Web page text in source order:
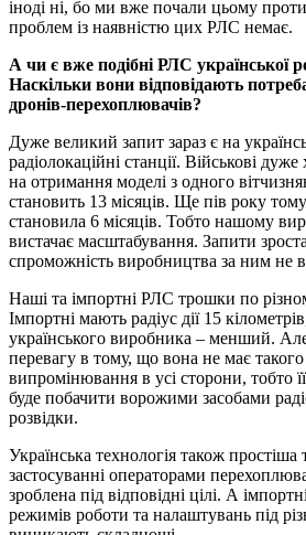
іноді ні, бо ми вже почали цьому
проблем із наявністю цих РЛС немає.
А чи є вже подібні РЛС української
Наскільки вони відповідають
дронів-перехоплювачів?
Дуже великий запит зараз є на
радіолокаційні станції. Військові
на отримання моделі з одного
становить 13 місяців. Ще пів року
становила 6 місяців. Тобто нашому
вистачає масштабування. Запити
спроможність виробництва за ним не
Наші та імпортні РЛС трошки по
Імпортні мають радіус дії 15
українського виробника – менший.
перевагу в тому, що вона не має
випромінювання в усі сторони, тобто
буде побачити ворожими засобами
розвідки.
Українська технологія також простіша
застосуванні операторами
зроблена під відповідні цілі. А
режимів роботи та налаштувань під